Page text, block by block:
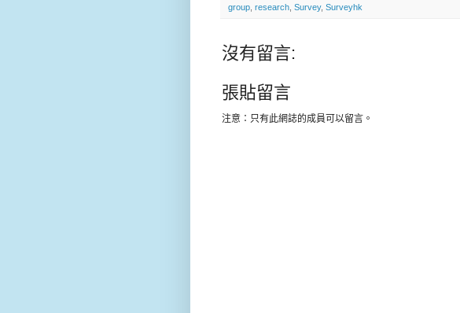
group research Survey, Surveyhk
沒有留言:
張貼留言
注意：只有此網誌的成員可以留言。